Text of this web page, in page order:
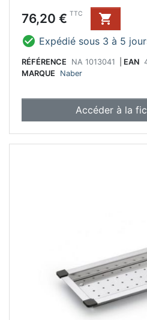
Prix
76,20 € TTC

 Expédié sous 3 à 5
RÉFÉRENCE NA 1013041 EAN
MARQUE
Naber
Accéder à la